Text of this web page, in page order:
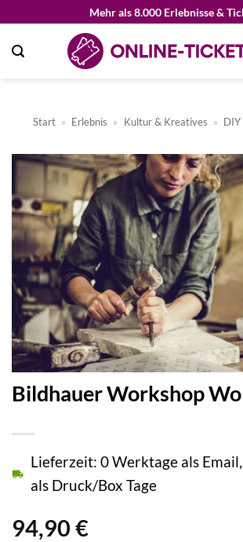
springen
Mehr als 8.000 Erlebnisse &
Start » Erlebnis » Kultur & Kreatives » DIY
Bildhauer Workshop
94,90 €
Lieferzeit: 0 Werktage als
als Druck/Box Tage